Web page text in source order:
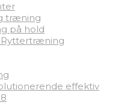
træning
på hold
effektiv